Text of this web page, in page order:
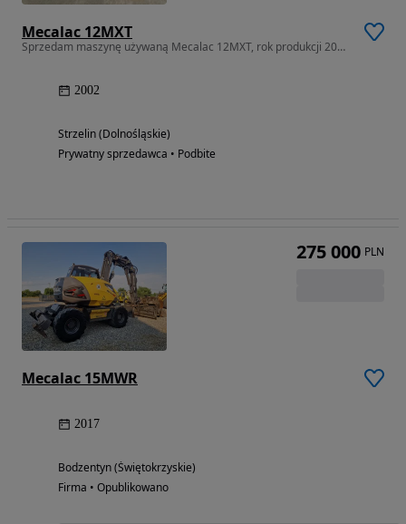
Mecalac 12MXT
Sprzedam maszynę używaną Mecalac 12MXT, rok produkcji 2002.
2002
Strzelin (Dolnośląskie)
Prywatny sprzedawca • Podbite
Mecalac 15MWR
2017
Bodzentyn (Świętokrzyskie)
Firma • Opublikowano
275 000 PLN